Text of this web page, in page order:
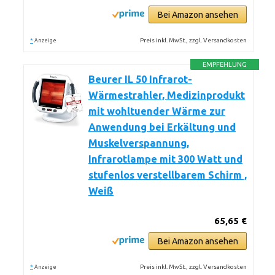
Bei Amazon ansehen
* Anzeige Preis inkl. MwSt., zzgl. Versandkosten
EMPFEHLUNG
Beurer IL 50 Infrarot-
Wärmestrahler, Medizinprodukt
mit wohltuender Wärme zur
Anwendung bei Erkältung und
Muskelverspannung,
Infrarotlampe mit 300 Watt und
stufenlos verstellbarem Schirm ,
Weiß
65,65 €
Bei Amazon ansehen
* Anzeige Preis inkl. MwSt., zzgl. Versandkosten